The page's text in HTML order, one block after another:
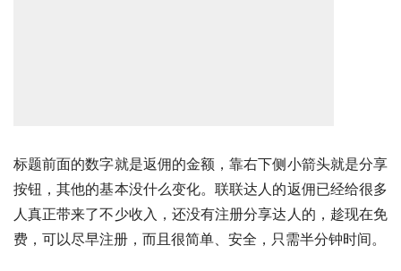
标题前面的数字就是返佣的金额，靠右下侧小箭头就是分享
按钮，其他的基本没什么变化。联联达人的返佣已经给很多
人真正带来了不少收入，还没有注册分享达人的，趁现在免
费，可以尽早注册，而且很简单、安全，只需半分钟时间。